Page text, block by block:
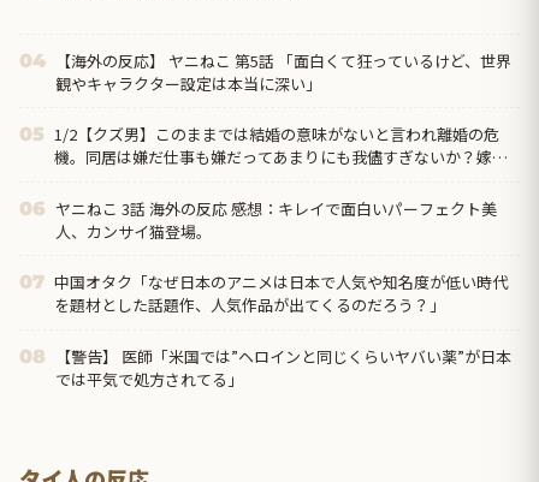
04
【海外の反応】 ヤニねこ 第5話 「面白くて狂っているけど、世界
観やキャラクター設定は本当に深い」
05 1/2【クズ男】このままでは結婚の意味がないと言われ離婚の危
機。同居は嫌だ仕事も嫌だってあまりにも我儘すぎないか？嫁の
06 ヤニねこ 3話 海外の反応 感想：キレイで面白いパーフェクト美
人、カンサイ猫登場。
07 中国オタク「なぜ日本のアニメは日本で人気や知名度が低い時代
を題材とした話題作、人気作品が出てくるのだろう？」
08
【警告】 医師「米国では”ヘロインと同じくらいヤバい薬”が日本
では平気で処方されてる」